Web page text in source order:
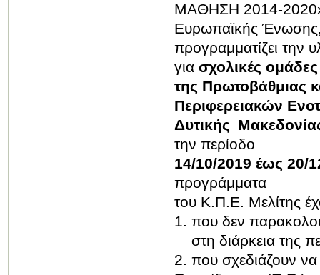
ΜΑΘΗΣΗ 2014-2020»
Ευρωπαϊκής
προγραμματίζει την
για σχολικές ομάδες
της Πρωτοβάθμιας
Περιφερειακών
Δυτικής
την περίοδο
14/10/2019 έως 20/
προγράμματα
του Κ.Π.Ε. Μελίτης
1. που δεν
στη διάρκεια της
2. που σχεδιάζουν